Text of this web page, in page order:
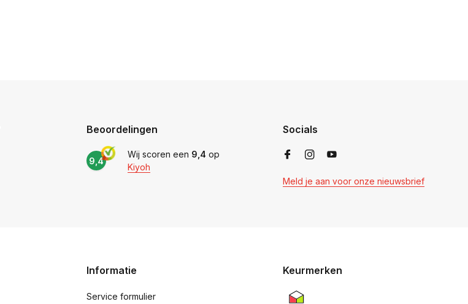
Beoordelingen
9,4
Wij scoren een 9,4 op
Kiyoh
Socials
Meld je aan voor onze nieuwsbrief
Informatie
Service formulier
Keurmerken